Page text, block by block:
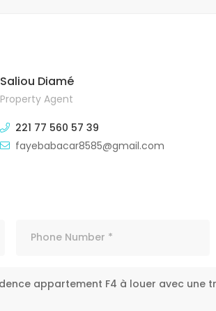
Saliou Diamé
Property Agent
221 77 560 57 39
fayebabacar8585@gmail.com